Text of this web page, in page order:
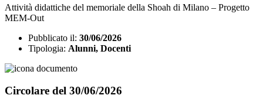
Attività didattiche del memoriale della Shoah di Milano – Progetto
MEM-Out
Pubblicato il: 30/06/2026
Tipologia: Alunni, Docenti
Circolare del 30/06/2026